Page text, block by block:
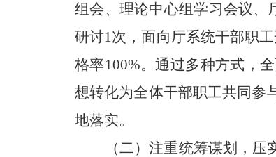
组会、理论中心组学习会议、
研讨1次，面向厅系统干部职
格率100%。通过多种方式，
想转化为全体干部职工共同参
地落实。
（二）注重统筹谋划，压